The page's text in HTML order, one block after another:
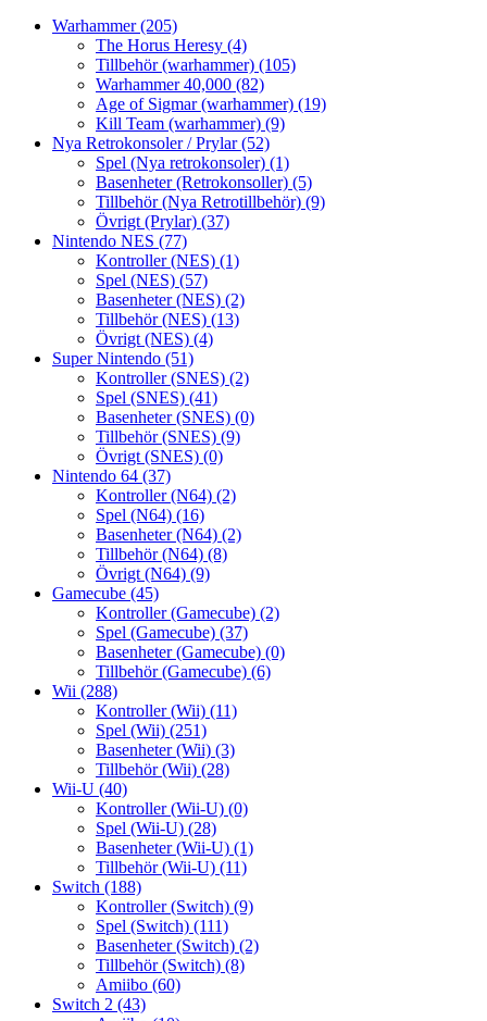
Warhammer(205)
The Horus Heresy (4)
Tillbehör (warhammer) (105)
Warhammer 40,000 (82)
Age of Sigmar (warhammer) (19)
Kill Team (warhammer) (9)
Nya Retrokonsoler / Prylar(52)
Spel (Nya retrokonsoler) (1)
Basenheter (Retrokonsoller) (5)
Tillbehör (Nya Retrotillbehör) (9)
Övrigt (Prylar) (37)
Nintendo NES (77)
Kontroller (NES) (1)
Spel (NES) (57)
Basenheter (NES) (2)
Tillbehör (NES) (13)
Övrigt (NES) (4)
Super Nintendo (51)
Kontroller (SNES) (2)
Spel (SNES) (41)
Basenheter (SNES) (0)
Tillbehör (SNES) (9)
Övrigt (SNES) (0)
Nintendo 64 (37)
Kontroller (N64) (2)
Spel (N64) (16)
Basenheter (N64) (2)
Tillbehör (N64) (8)
Övrigt (N64) (9)
Gamecube (45)
Kontroller (Gamecube) (2)
Spel (Gamecube) (37)
Basenheter (Gamecube) (0)
Tillbehör (Gamecube) (6)
Wii (288)
Kontroller (Wii) (11)
Spel (Wii) (251)
Basenheter (Wii) (3)
Tillbehör (Wii) (28)
Wii-U (40)
Kontroller (Wii-U) (0)
Spel (Wii-U) (28)
Basenheter (Wii-U) (1)
Tillbehör (Wii-U) (11)
Switch (188)
Kontroller (Switch) (9)
Spel (Switch) (111)
Basenheter (Switch) (2)
Tillbehör (Switch) (8)
Amiibo (60)
Switch 2 (43)